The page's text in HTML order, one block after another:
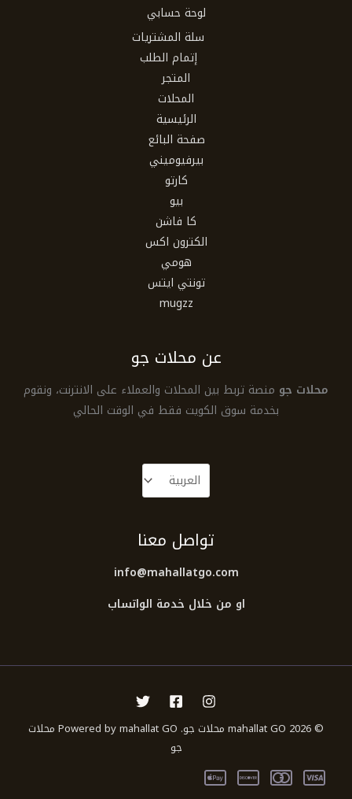
لوحة حسابي
سلة المشتريات
إتمام الطلب
المتجر
المحلات
الرئيسية
صفحة البائع
بيرفيوميني
كارتو
بيو
كا فاشن
الكترون اكس
هومي
تونتي ايتس
mugzz
عن محلات جو
محلات جو منصة تربط بين المحلات والعملاء على الانترنت، ونقوم
بخدمة سوق الكويت فقط في الوقت الحالي
تواصل معنا
info@mahallatgo.com
او من خلال خدمة الواتساب
© 2026 mahallat GO محلات جو. Powered by mahallat GO محلات
جو